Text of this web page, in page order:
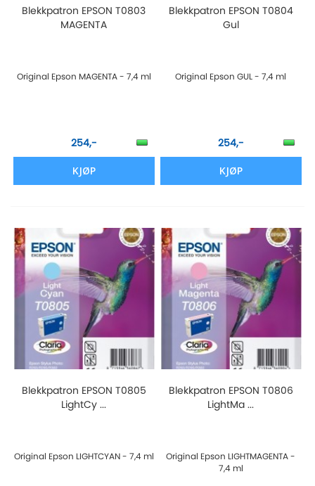
Blekkpatron EPSON T0803
MAGENTA
Original Epson MAGENTA - 7,4 ml
254,-
KJØP
Blekkpatron EPSON T0804
Gul
Original Epson GUL - 7,4 ml
254,-
KJØP
Blekkpatron EPSON T0805
LightCy ...
Original Epson LIGHTCYAN - 7,4 ml
Blekkpatron EPSON T0806
LightMa ...
Original Epson LIGHTMAGENTA -
7,4 ml